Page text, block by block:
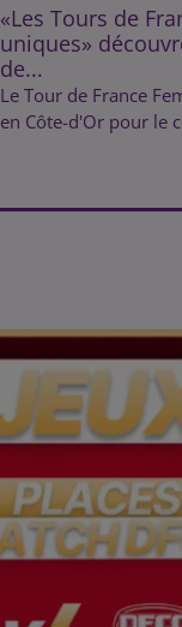
«Les Tours de
uniques»
de...
Le Tour de France
en Côte-d'Or pour le